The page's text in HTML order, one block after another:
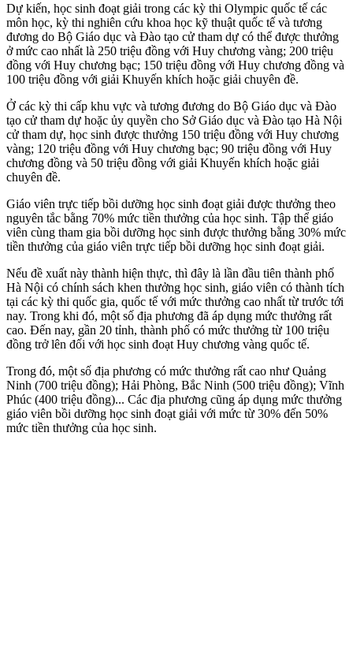
Dự kiến, học sinh đoạt giải trong các kỳ thi Olympic quốc tế các
môn học, kỳ thi nghiên cứu khoa học kỹ thuật quốc tế và tương
đương do Bộ Giáo dục và Đào tạo cử tham dự có thể được thưởng
ở mức cao nhất là 250 triệu đồng với Huy chương vàng; 200 triệu
đồng với Huy chương bạc; 150 triệu đồng với Huy chương đồng và
100 triệu đồng với giải Khuyến khích hoặc giải chuyên đề.
Ở các kỳ thi cấp khu vực và tương đương do Bộ Giáo dục và Đào
tạo cử tham dự hoặc ủy quyền cho Sở Giáo dục và Đào tạo Hà Nội
cử tham dự, học sinh được thưởng 150 triệu đồng với Huy chương
vàng; 120 triệu đồng với Huy chương bạc; 90 triệu đồng với Huy
chương đồng và 50 triệu đồng với giải Khuyến khích hoặc giải
chuyên đề.
Giáo viên trực tiếp bồi dưỡng học sinh đoạt giải được thưởng theo
nguyên tắc bằng 70% mức tiền thưởng của học sinh. Tập thể giáo
viên cùng tham gia bồi dưỡng học sinh được thưởng bằng 30% mức
tiền thưởng của giáo viên trực tiếp bồi dưỡng học sinh đoạt giải.
Nếu đề xuất này thành hiện thực, thì đây là lần đầu tiên thành phố
Hà Nội có chính sách khen thưởng học sinh, giáo viên có thành tích
tại các kỳ thi quốc gia, quốc tế với mức thưởng cao nhất từ trước tới
nay. Trong khi đó, một số địa phương đã áp dụng mức thưởng rất
cao. Đến nay, gần 20 tỉnh, thành phố có mức thưởng từ 100 triệu
đồng trở lên đối với học sinh đoạt Huy chương vàng quốc tế.
Trong đó, một số địa phương có mức thưởng rất cao như Quảng
Ninh (700 triệu đồng); Hải Phòng, Bắc Ninh (500 triệu đồng); Vĩnh
Phúc (400 triệu đồng)... Các địa phương cũng áp dụng mức thưởng
giáo viên bồi dưỡng học sinh đoạt giải với mức từ 30% đến 50%
mức tiền thưởng của học sinh.